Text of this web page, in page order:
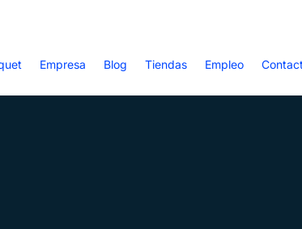
Empresa Blog Tiendas Empleo